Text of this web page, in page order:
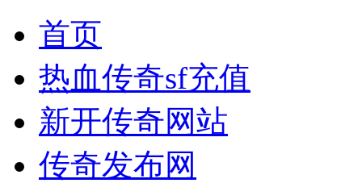
首页
热血传奇sf充值
新开传奇网站
传奇发布网